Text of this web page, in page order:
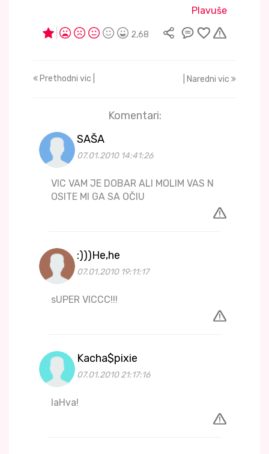
Plavuše
2,68
Prethodni vic | | Naredni vic
Komentari:
SAŠA
07.01.2010 14:41:26
VIC VAM JE DOBAR ALI MOLIM VAS N
OSITE MI GA SA OČIU
:)))He,he
07.01.2010 19:11:17
sUPER VICCC!!!
Kacha$pixie
07.01.2010 21:17:16
laHva!